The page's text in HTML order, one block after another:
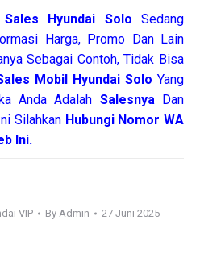
Sales Hyundai SoloSedang
Harga, Promo Dan Lain
Sebagai Contoh, Tidak Bisa
Mobil Hyundai Solo Yang
Anda Adalah SalesnyaDan
Silahkan Hubungi Nomor WA
Ini.
VIP By Admin 27 Juni 2025